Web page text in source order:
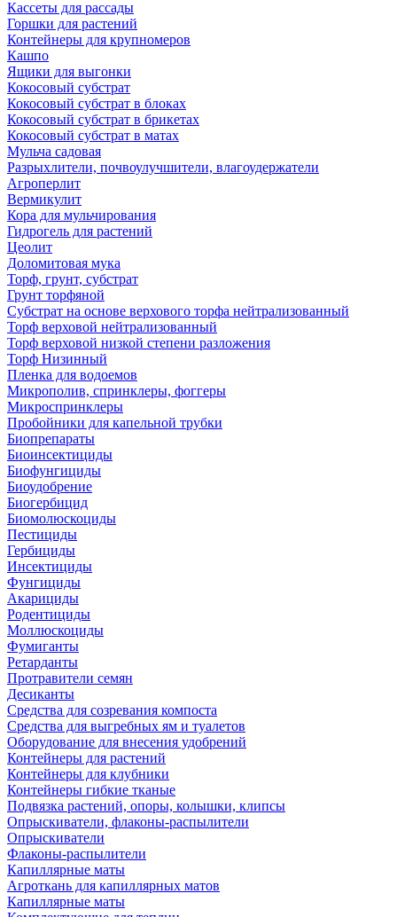
Кассеты для рассады
Горшки для растений
Контейнеры для крупномеров
Кашпо
Ящики для выгонки
Кокосовый субстрат
Кокосовый субстрат в блоках
Кокосовый субстрат в брикетах
Кокосовый субстрат в матах
Мульча садовая
Разрыхлители, почвоулучшители, влагоудержатели
Агроперлит
Вермикулит
Кора для мульчирования
Гидрогель для растений
Цеолит
Доломитовая мука
Торф, грунт, субстрат
Грунт торфяной
Субстрат на основе верхового торфа нейтрализованный
Торф верховой нейтрализованный
Торф верховой низкой степени разложения
Торф Низинный
Пленка для водоемов
Микрополив, спринклеры, фоггеры
Микроспринклеры
Пробойники для капельной трубки
Биопрепараты
Биоинсектициды
Биофунгициды
Биоудобрение
Биогербицид
Биомолюскоциды
Пестициды
Гербициды
Инсектициды
Фунгициды
Акарициды
Родентициды
Моллюскоциды
Фумиганты
Ретарданты
Протравители семян
Десиканты
Средства для созревания компоста
Средства для выгребных ям и туалетов
Оборудование для внесения удобрений
Контейнеры для растений
Контейнеры для клубники
Контейнеры гибкие тканые
Подвязка растений, опоры, колышки, клипсы
Опрыскиватели, флаконы-распылители
Опрыскиватели
Флаконы-распылители
Капиллярные маты
Агроткань для капиллярных матов
Капиллярные маты